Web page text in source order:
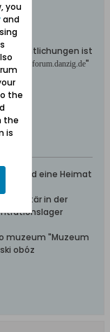
ist
dem
forum.danzig.de"
und eine Heimat
Volontär in der
muzeum "Muzeum
obóz
you
and
the
the
is